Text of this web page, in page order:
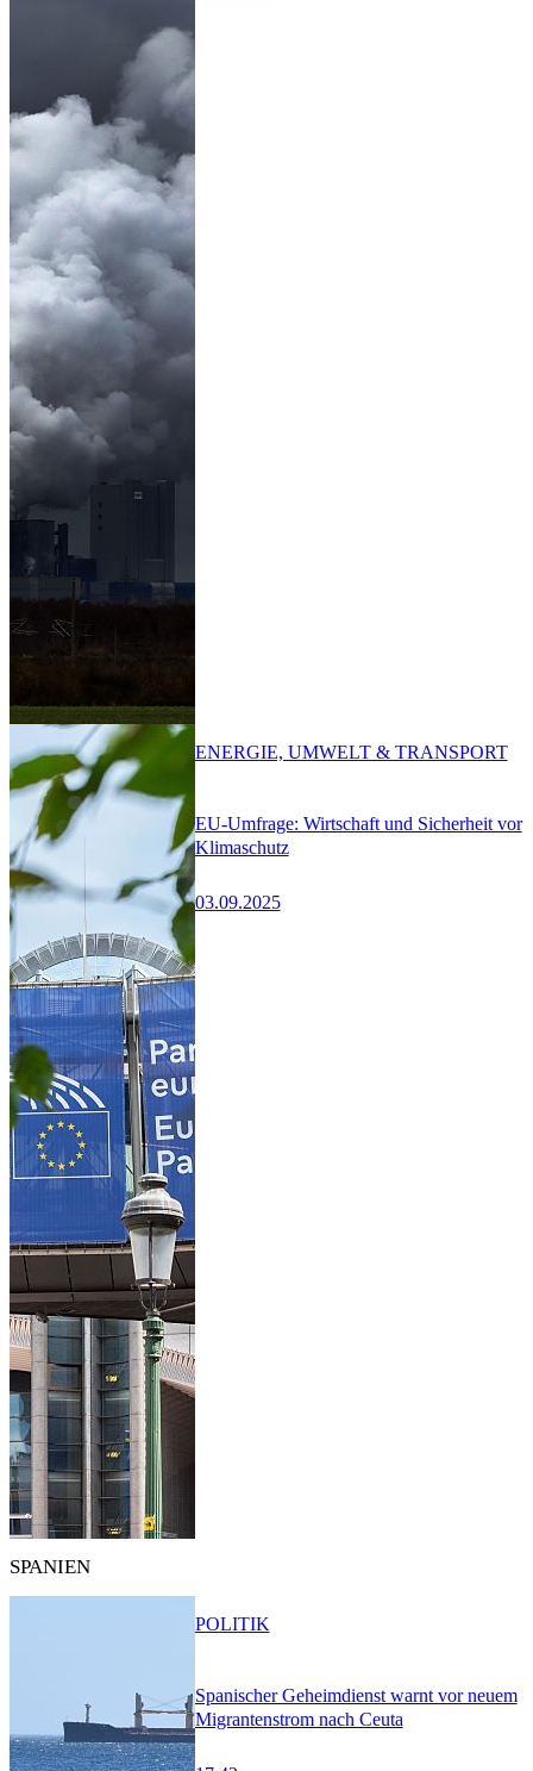
EU-Umfrage: Wirtschaft und Sicherheit vor
Klimaschutz
03.09.2025
ENERGIE, UMWELT & TRANSPORT
SPANIEN
Spanischer Geheimdienst warnt vor neuem
Migrantenstrom nach Ceuta
POLITIK